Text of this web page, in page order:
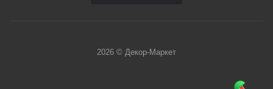
2026 © Декор-Маркет